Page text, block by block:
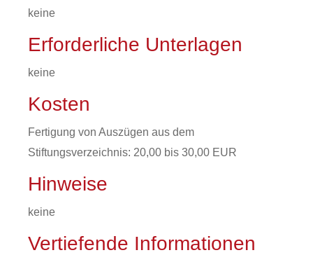
keine
Erforderliche Unterlagen
keine
Kosten
Fertigung von Auszügen aus dem
Stiftungsverzeichnis: 20,00 bis 30,00 EUR
Hinweise
keine
Vertiefende Informationen